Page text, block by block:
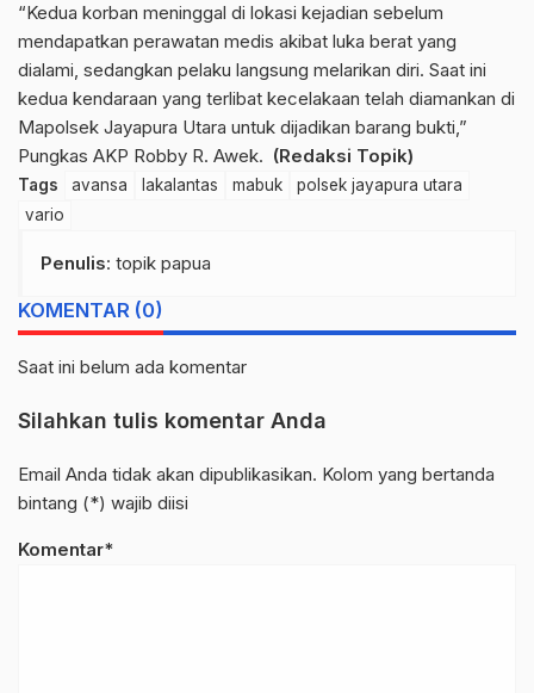
“Kedua korban meninggal di lokasi kejadian sebelum
mendapatkan perawatan medis akibat luka berat yang
dialami, sedangkan pelaku langsung melarikan diri. Saat ini
kedua kendaraan yang terlibat kecelakaan telah diamankan di
Mapolsek Jayapura Utara untuk dijadikan barang bukti,”
Pungkas AKP Robby R. Awek. (Redaksi Topik)
Tags avansa lakalantas mabuk
polsek jayapura utara
vario
Penulis: topik papua
KOMENTAR (0)
Saat ini belum ada komentar
Silahkan tulis komentar Anda
Email Anda tidak akan dipublikasikan. Kolom yang bertanda
bintang (*) wajib diisi
Komentar*